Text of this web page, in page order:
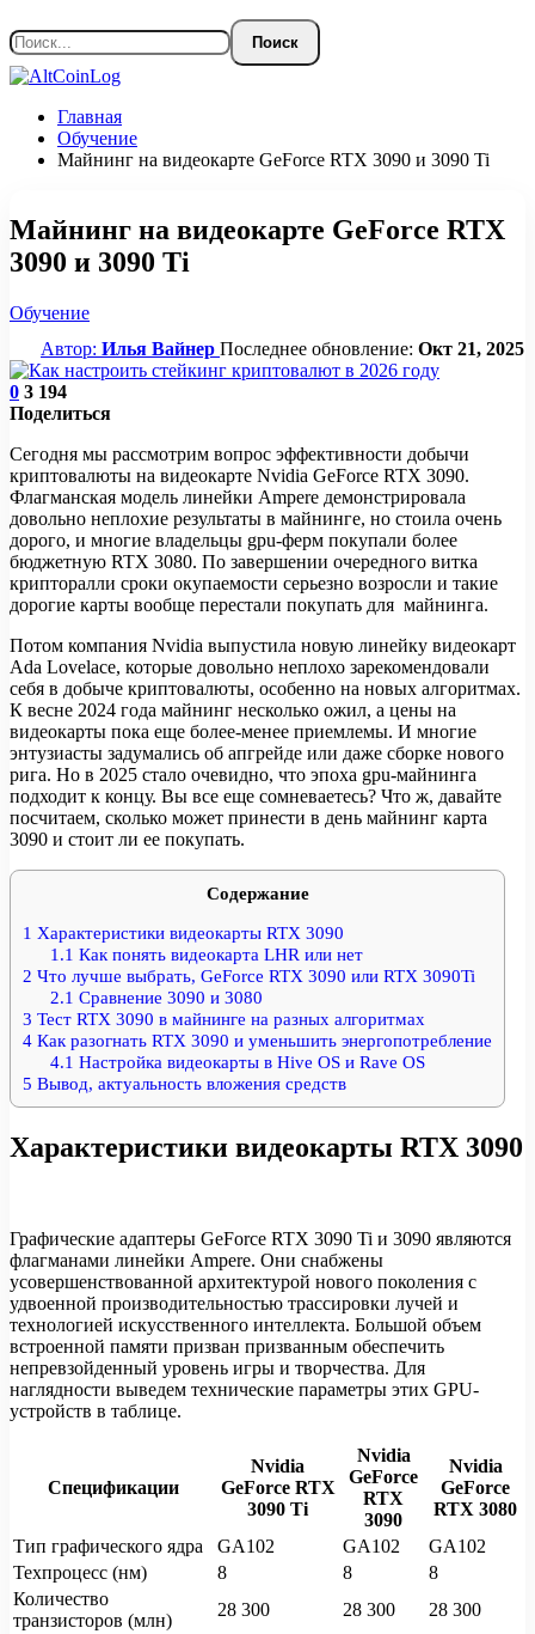
Главная
Обучение
Майнинг на видеокарте GeForce RTX 3090 и 3090 Ti
Майнинг на видеокарте GeForce RTX
3090 и 3090 Ti
Обучение
Автор: Илья Вайнер Последнее обновление: Окт 21, 2025
0 3 194
Поделиться
Сегодня мы рассмотрим вопрос эффективности добычи
криптовалюты на видеокарте Nvidia GeForce RTX 3090.
Флагманская модель линейки Ampere демонстрировала
довольно неплохие результаты в майнинге, но стоила очень
дорого, и многие владельцы gpu-ферм покупали более
бюджетную RTX 3080. По завершении очередного витка
крипторалли сроки окупаемости серьезно возросли и такие
дорогие карты вообще перестали покупать для майнинга.
Потом компания Nvidia выпустила новую линейку видеокарт
Ada Lovelace, которые довольно неплохо зарекомендовали
себя в добыче криптовалюты, особенно на новых алгоритмах.
К весне 2024 года майнинг несколько ожил, а цены на
видеокарты пока еще более-менее приемлемы. И многие
энтузиасты задумались об апгрейде или даже сборке нового
рига. Но в 2025 стало очевидно, что эпоха gpu-майнинга
подходит к концу. Вы все еще сомневаетесь? Что ж, давайте
посчитаем, сколько может принести в день майнинг карта
3090 и стоит ли ее покупать.
Содержание
1 Характеристики видеокарты RTX 3090
1.1 Как понять видеокарта LHR или нет
2 Что лучше выбрать, GeForce RTX 3090 или RTX 3090Ti
2.1 Сравнение 3090 и 3080
3 Тест RTX 3090 в майнинге на разных алгоритмах
4 Как разогнать RTX 3090 и уменьшить энергопотребление
4.1 Настройка видеокарты в Hive OS и Rave OS
5 Вывод, актуальность вложения средств
Характеристики видеокарты RTX 3090
Графические адаптеры GeForce RTX 3090 Ti и 3090 являются
флагманами линейки Ampere. Они снабжены
усовершенствованной архитектурой нового поколения с
удвоенной производительностью трассировки лучей и
технологией искусственного интеллекта. Большой объем
встроенной памяти призван призванным обеспечить
непревзойденный уровень игры и творчества. Для
наглядности выведем технические параметры этих GPU-
устройств в таблице.
Спецификации
Nvidia
GeForce RTX
3090 Ti
Nvidia
GeForce
RTX
3090
Nvidia
GeForce
RTX 3080
Тип графического ядра
GA102 GA102
GA102
Техпроцесс (нм)
8 8
8
Количество
транзисторов (млн)
28 300 28 300
28 300